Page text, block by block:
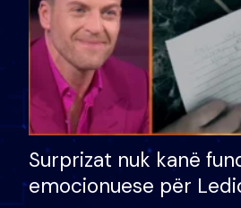
Surprizat nuk kanë
emocionuese për